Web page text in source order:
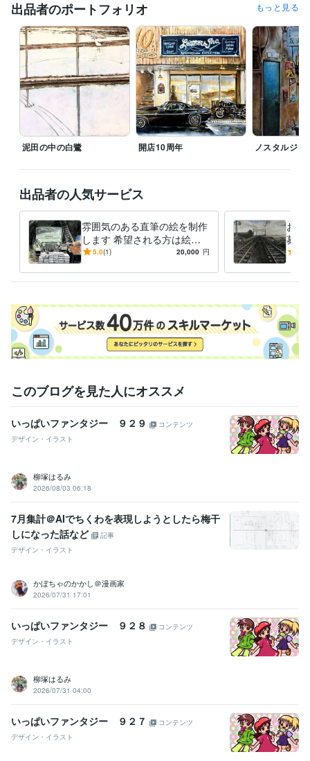
職歴
YAMANE art club 2022年5月 ~ 現在
株式会社スクロール 1994年3月 ~ 2012年2月
受賞歴
第40回一陽展　一陽賞 第37回一陽展　奨励賞 第38回一陽展　奨励
賞 第3回　八戸市美術報奨
得意分野
イラスト作成・漫画制作 色鉛筆画 油絵
絵画
学歴
出品者のポートフォリオ もっと見る
泥田の中の白鷺 開店10周年 ノスタルジッ
出品者の人気サービス
雰囲気のある直筆の絵を制作
します 希望される方は絵を
発送いたします。(送料別)
5.0(1) 20,000 円
お好
募展
みの
このブログを見た人にオススメ
いっぱいファンタジー ９２９
コンテンツ
デザイン・イラスト
柳塚はるみ
2026/08/03 06:18
7月集計＠AIでちくわを表現しようとしたら梅干
しになった話など
記事
デザイン・イラスト
かぼちゃのかかし＠漫画家
2026/07/31 17:01
いっぱいファンタジー ９２８
コンテンツ
デザイン・イラスト
柳塚はるみ
2026/07/31 04:00
いっぱいファンタジー ９２７
コンテンツ
デザイン・イラスト